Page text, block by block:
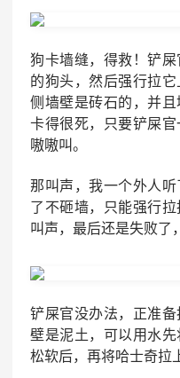
狗卡墙缝，得救！铲
的狗头，然后强行拉
侧墙壁是砖石的，并
卡得很死，只要铲屎
嗷嗷叫。
那叫声，我一个外人
了不砸墙，只能强行
叫声，最后还是失败了
铲屎官没办法，正准
壁是泥土，可以用水
松软后，再将哈士奇拉